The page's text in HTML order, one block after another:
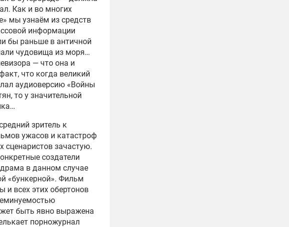
Как и во многих
мы узнаём из средств
информации
бы раньше в античной
чудовища из моря…
— что она и
что когда великий
аудиоверсию «Войны
то у значительной
зритель к
ужасов и катастроф
сценаристов зачастую.
создатели
в данном случае
«бункерной». Фильм
и всех этих обертонов
быть явно выражена
порножурнал